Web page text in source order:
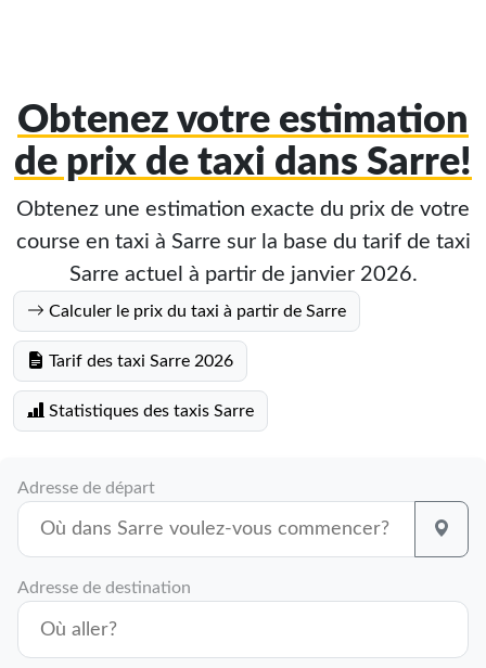
Obtenez votre estimation
de prix de taxi dans Sarre!
Obtenez une estimation exacte du prix de votre
course en taxi à Sarre sur la base du tarif de taxi
Sarre actuel à partir de janvier 2026.
Calculer le prix du taxi à partir de Sarre
Tarif des taxi Sarre 2026
Statistiques des taxis Sarre
Adresse de départ
Adresse de destination